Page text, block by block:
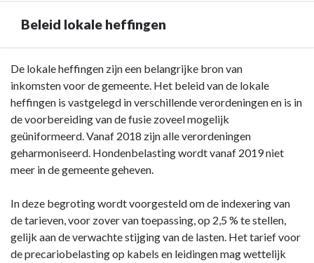
Beleid lokale heffingen
Terug
naar
navigatie
Paragraaf
Lokale
heffingen
Beleid
lokale
heffingen
De lokale heffingen zijn een belangrijke bron van
inkomsten voor de gemeente. Het beleid van de lokale
heffingen is vastgelegd in verschillende verordeningen en is in
de voorbereiding van de fusie zoveel mogelijk
geüniformeerd. Vanaf 2018 zijn alle verordeningen
geharmoniseerd. Hondenbelasting wordt vanaf 2019 niet
meer in de gemeente geheven.
In deze begroting wordt voorgesteld om de indexering van
de tarieven, voor zover van toepassing, op 2,5 % te stellen,
gelijk aan de verwachte stijging van de lasten. Het tarief voor
de precariobelasting op kabels en leidingen mag wettelijk